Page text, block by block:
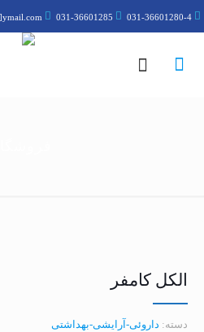
031-36601280-4
031-36601285
الکل کامفر
دسته: داروئی-آرایشی-بهداشتی